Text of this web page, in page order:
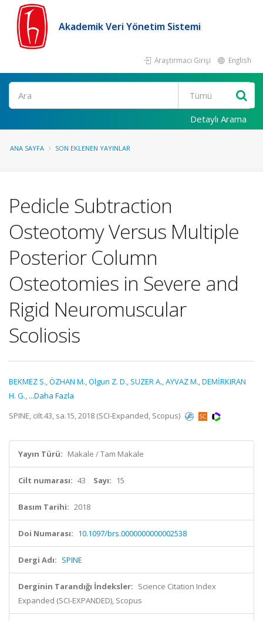
Akademik Veri Yönetim Sistemi
Araştırmacı Girişi English
Ara
Detaylı Arama
ANA SAYFA SON EKLENEN YAYINLAR
Pedicle Subtraction
Osteotomy Versus Multiple
Posterior Column
Osteotomies in Severe and
Rigid Neuromuscular
Scoliosis
BEKMEZ S.,ÖZHAN M.,Olgun Z. D., SUZER A.,AYVAZ M.,DEMİRKIRAN
H. G., ...Daha Fazla
SPINE, cilt.43, sa.15, 2018 (SCI-Expanded, Scopus)
Yayın Türü: Makale / Tam Makale
Cilt numarası: 43 Sayı: 15
Basım Tarihi: 2018
Doi Numarası: 10.1097/brs.0000000000002538
Dergi Adı: SPINE
Derginin Tarandığı İndeksler: Science Citation Index
Expanded (SCI-EXPANDED), Scopus